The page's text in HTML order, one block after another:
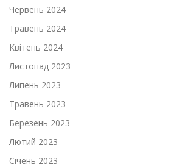
Червень 2024
Травень 2024
Квітень 2024
Листопад 2023
Липень 2023
Травень 2023
Березень 2023
Лютий 2023
Січень 2023